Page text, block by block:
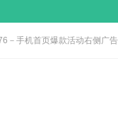
－手机首页爆款活动右侧广